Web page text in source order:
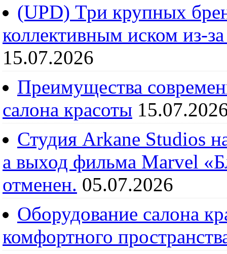
(UPD) Три крупных
коллективным иском из-
15.07.2026
Преимущества
салона красоты
Студия Arkane Studios
а выход фильма Marvel
отменен. 05.07.2026
Оборудование салона
комфортного